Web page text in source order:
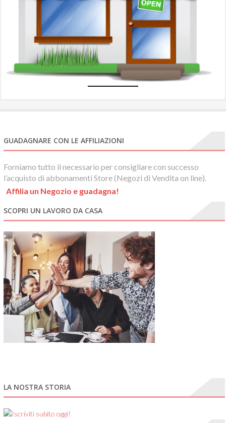
GUADAGNARE CON LE AFFILIAZIONI
Forniamo tutto il necessario per consigliare con successo
l’acquisto di abbonamenti Store (Negozi di Vendita on line).
Affilia un Negozio e guadagna!
SCOPRI UN LAVORO DA CASA
LA NOSTRA STORIA